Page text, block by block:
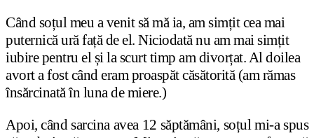
Când soțul meu a venit să mă ia, am simțit cea mai
puternică ură față de el. Niciodată nu am mai simțit
iubire pentru el și la scurt timp am divorțat. Al doilea
avort a fost când eram proaspăt căsătorită (am rămas
însărcinată în luna de miere.)
Apoi, când sarcina avea 12 săptămâni, soțul mi-a spus